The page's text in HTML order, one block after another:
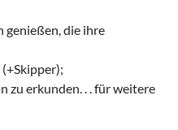
genießen, die ihre
zu erkunden. . . für weitere